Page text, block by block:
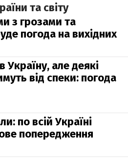
та світу
з грозами та
погода на вихідних
але деякі
від спеки: погода
по всій Україні
попередження